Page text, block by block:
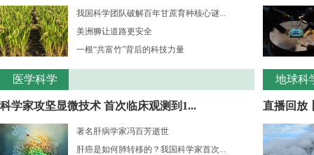
我国科学团队破解百年甘蔗育种核心谜...
美洲狮让道路更安全
一根“共富竹”背后的科技力量
医学科学
科学家攻坚显微技术 首次临床观测到1...
著名肝病学家冯百芳逝世
肝癌是如何肺转移的？我国科学家首次...
地球科
直播回放